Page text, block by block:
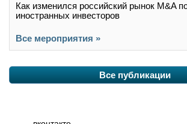
Как изменился российский рынок M&A
иностранных инвесторов
Все мероприятия »
Все публикации